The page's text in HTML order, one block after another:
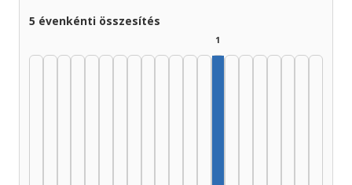
5 évenkénti összesítés
1